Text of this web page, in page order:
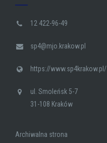
12 422-96-49
sp4@mjo.krakow.pl
https://www.sp4krakow.pl/
ul. Smoleńsk 5-7
31-108 Kraków
Archiwalna strona